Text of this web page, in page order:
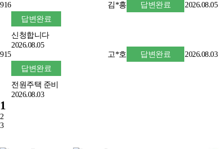
916
답변완료
신청합니다
2026.08.05
김*흥 답변완료 2026.08.05
915
답변완료
전원주택 준비
2026.08.03
고*호 답변완료 2026.08.03
1
2
3